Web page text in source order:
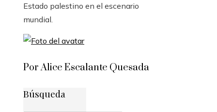
Estado palestino en el escenario
mundial.
Por Alice Escalante Quesada
Búsqueda